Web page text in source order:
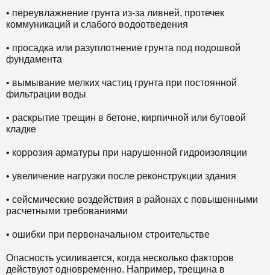
• переувлажнение грунта из-за ливней, протечек
коммуникаций и слабого водоотведения
• просадка или разуплотнение грунта под подошвой
фундамента
• вымывание мелких частиц грунта при постоянной
фильтрации воды
• раскрытие трещин в бетоне, кирпичной или бутовой
кладке
• коррозия арматуры при нарушенной гидроизоляции
• увеличение нагрузки после реконструкции здания
• сейсмические воздействия в районах с повышенными
расчетными требованиями
• ошибки при первоначальном строительстве
Опасность усиливается, когда несколько факторов
действуют одновременно. Например, трещина в